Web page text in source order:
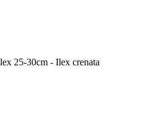
25-30cm - Ilex crenata